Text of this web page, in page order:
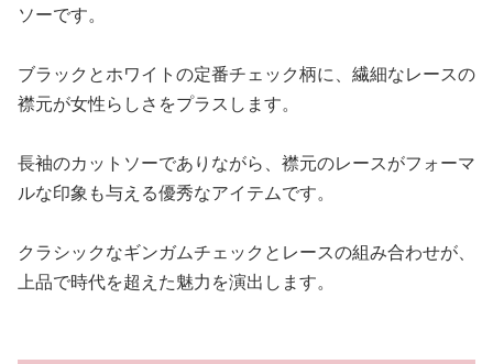
ソーです。
ブラックとホワイトの定番チェック柄に、繊細なレースの
襟元が女性らしさをプラスします。
長袖のカットソーでありながら、襟元のレースがフォーマ
ルな印象も与える優秀なアイテムです。
クラシックなギンガムチェックとレースの組み合わせが、
上品で時代を超えた魅力を演出します。